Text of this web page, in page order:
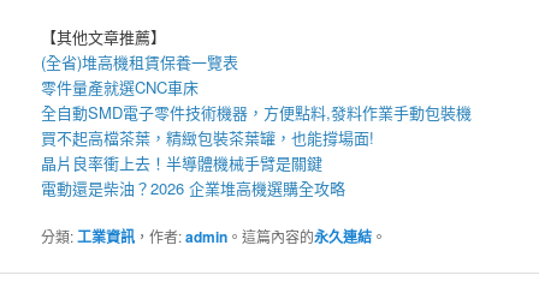
【其他文章推薦】
(全省)堆高機租賃保養一覽表
零件量產就選CNC車床
全自動SMD電子零件技術機器 ，方便點料,發料作業手動包裝機
買不起高檔茶葉，精緻包裝茶葉罐 ，也能撐場面!
晶片良率衝上去！半導體機械手臂是關鍵
電動還是柴油？2026 企業堆高機選購全攻略
分類:工業資訊 ，作者:admin 。這篇內容的永久連結 。